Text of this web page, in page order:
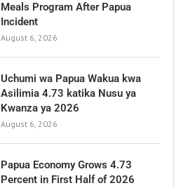
Meals Program After Papua
Incident
August 6, 2026
Uchumi wa Papua Wakua kwa
Asilimia 4.73 katika Nusu ya
Kwanza ya 2026
August 6, 2026
Papua Economy Grows 4.73
Percent in First Half of 2026